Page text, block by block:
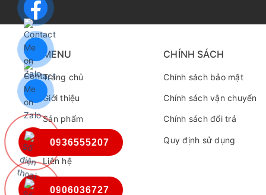
MENU
Trang chủ
Giới thiệu
Sản phẩm
Tin tức
Liên hệ
CHÍNH SÁCH
Chính sách bảo mật
Chính sách vận chuyển
Chính sách đổi trả
Quy định sử dụng
0906036727
0936555207